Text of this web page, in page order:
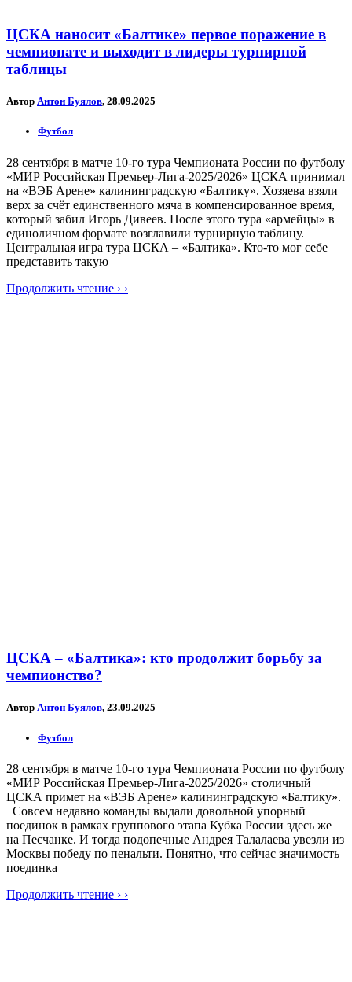
ЦСКА наносит «Балтике» первое поражение в
чемпионате и выходит в лидеры турнирной
таблицы
Автор Антон Буялов, 28.09.2025
Футбол
28 сентября в матче 10-го тура Чемпионата России по футболу
«МИР Российская Премьер-Лига-2025/2026» ЦСКА принимал
на «ВЭБ Арене» калининградскую «Балтику». Хозяева взяли
верх за счёт единственного мяча в компенсированное время,
который забил Игорь Дивеев. После этого тура «армейцы» в
единоличном формате возглавили турнирную таблицу.
Центральная игра тура ЦСКА – «Балтика». Кто-то мог себе
представить такую
Продолжить чтение › ›
ЦСКА – «Балтика»: кто продолжит борьбу за
чемпионство?
Автор Антон Буялов, 23.09.2025
Футбол
28 сентября в матче 10-го тура Чемпионата России по футболу
«МИР Российская Премьер-Лига-2025/2026» столичный
ЦСКА примет на «ВЭБ Арене» калининградскую «Балтику».
Совсем недавно команды выдали довольной упорный
поединок в рамках группового этапа Кубка России здесь же
на Песчанке. И тогда подопечные Андрея Талалаева увезли из
Москвы победу по пенальти. Понятно, что сейчас значимость
поединка
Продолжить чтение › ›